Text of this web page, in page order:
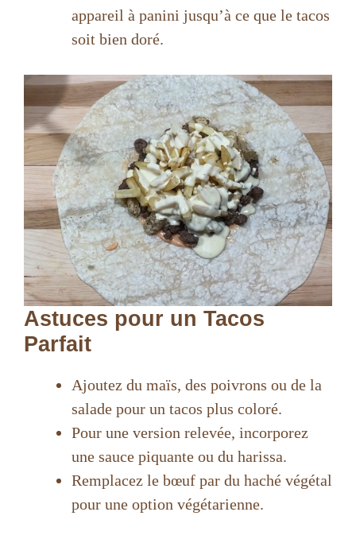
appareil à panini jusqu’à ce que le tacos
soit bien doré.
Astuces pour un Tacos
Parfait
Ajoutez du maïs, des poivrons ou de la
salade pour un tacos plus coloré.
Pour une version relevée, incorporez
une sauce piquante ou du harissa.
Remplacez le bœuf par du haché végétal
pour une option végétarienne.